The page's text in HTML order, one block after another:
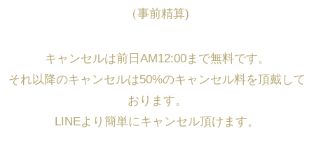
（事前精算)
キャンセルは前日AM12:00まで無料です。
それ以降のキャンセルは50%のキャンセル料を頂戴して
おります。
LINEより簡単にキャンセル頂けます。